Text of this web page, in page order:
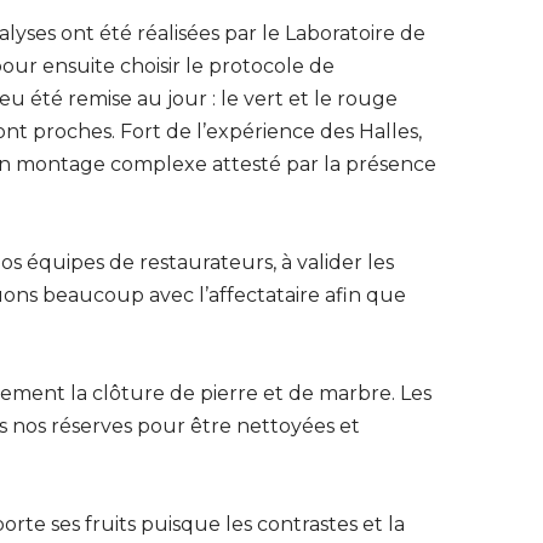
ont été réalisées par le Laboratoire de
ensuite choisir le protocole de
été remise au jour : le vert et le rouge
proches. Fort de l’expérience des Halles,
montage complexe attesté par la présence
équipes de restaurateurs, à valider les
beaucoup avec l’affectataire afin que
la clôture de pierre et de marbre. Les
nos réserves pour être nettoyées et
ses fruits puisque les contrastes et la